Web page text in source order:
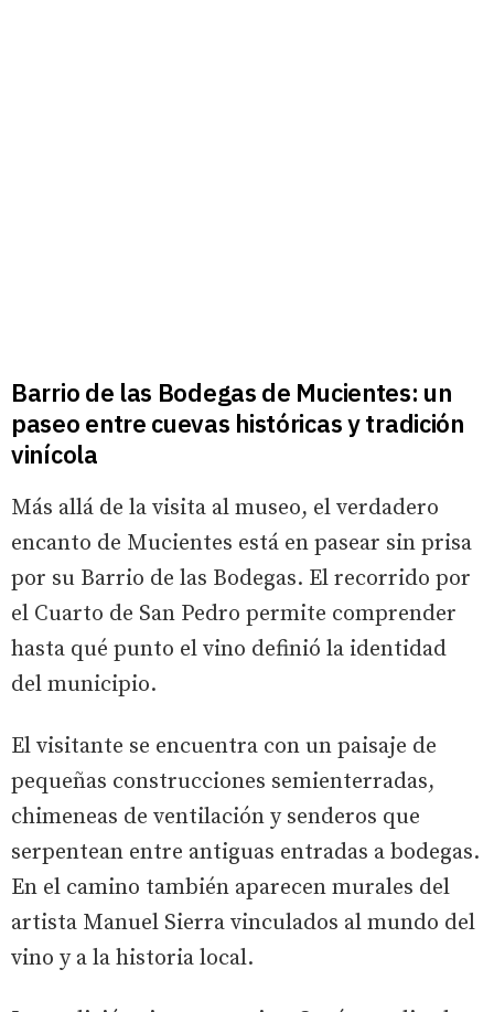
Barrio de las Bodegas de Mucientes: un
paseo entre cuevas históricas y tradición
vinícola
Más allá de la visita al museo, el verdadero
encanto de Mucientes está en pasear sin prisa
por su Barrio de las Bodegas. El recorrido por
el Cuarto de San Pedro permite comprender
hasta qué punto el vino definió la identidad
del municipio.
El visitante se encuentra con un paisaje de
pequeñas construcciones semienterradas,
chimeneas de ventilación y senderos que
serpentean entre antiguas entradas a bodegas.
En el camino también aparecen murales del
artista Manuel Sierra vinculados al mundo del
vino y a la historia local.